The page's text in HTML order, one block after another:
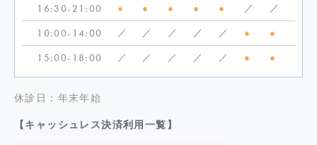
16:30-21:00 ● ● ● ● ● ／ ／
10:00-14:00 ／ ／ ／ ／ ／ ● ●
15:00-18:00 ／ ／ ／ ／ ／ ● ●
休診日：年末年始
【キャッシュレス決済利用一覧】